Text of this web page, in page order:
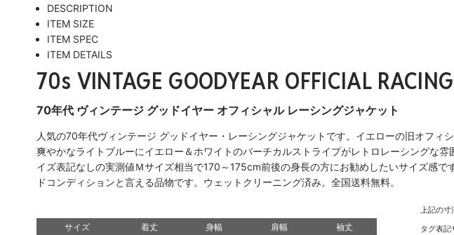
DESCRIPTION
ITEM SIZE
ITEM SPEC
ITEM DETAILS
70s VINTAGE GOODYEAR OFFICIAL
70年代 ヴィンテージ グッドイヤー オフィシャル レーシングジャケット
人気の70年代ヴィンテージ グッドイヤー・レーシングジャケットです。イエローの旧オフ
爽やかなライトブルーにイエロー＆ホワイトのバーチカルストライプがレトロレーシングな
イズ表記なしの実測値Ｍサイズ相当で170～175cm前後の身長の方にお勧めしたいサイズ感
ドコンディションと言える品物です。ウェットクリーニング済み。全国送料無料。
サイズ 着丈 身幅 肩幅
袖丈
上記の寸
タグ表記